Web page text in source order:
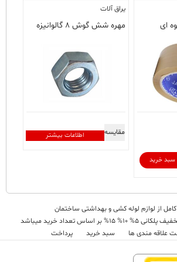
ای
سبد خرید
یراق آلات
مهره شش گوش ۸ گالوانیزه
اطلاعات بیشتر مقایسه
از لوازم لوله کشی و بهداشتی ساختمان
اساس تعداد خرید میباشد
علاقه مندی ها سبد خرید پرداخت